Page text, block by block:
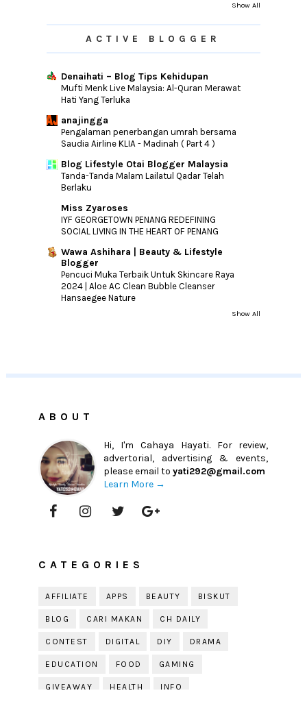
Show All
ACTIVE BLOGGER
Denaihati – Blog Tips Kehidupan
Mufti Menk Live Malaysia: Al-Quran Merawat
Hati Yang Terluka
anajingga
Pengalaman penerbangan umrah bersama
Saudia Airline KLIA - Madinah ( Part 4 )
Blog Lifestyle Otai Blogger Malaysia
Tanda-Tanda Malam Lailatul Qadar Telah
Berlaku
Miss Zyaroses
IYF GEORGETOWN PENANG REDEFINING
SOCIAL LIVING IN THE HEART OF PENANG
Wawa Ashihara | Beauty & Lifestyle
Blogger
Pencuci Muka Terbaik Untuk Skincare Raya
2024 | Aloe AC Clean Bubble Cleanser
Hansaegee Nature
Show All
ABOUT
Hi, I'm Cahaya Hayati. For review,
advertorial, advertising & events,
please email toyati292@gmail.com
Learn More →
CATEGORIES
AFFILIATE APPS BEAUTY BISKUT
BLOG CARI MAKAN CH DAILY
CONTEST DIGITAL DIY DRAMA
EDUCATION FOOD GAMING
GIVEAWAY HEALTH INFO